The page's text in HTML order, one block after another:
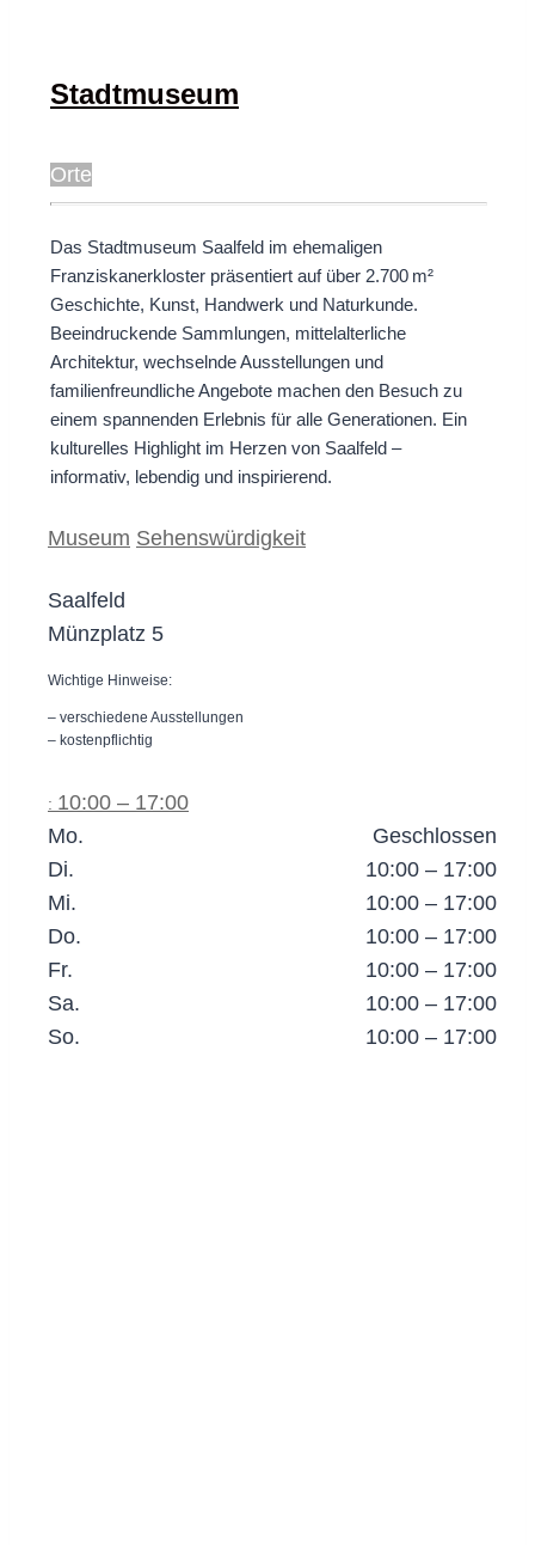
Stadtmuseum
Orte
Das Stadtmuseum Saalfeld im ehemaligen
Franziskanerkloster präsentiert auf über 2.700 m²
Geschichte, Kunst, Handwerk und Naturkunde.
Beeindruckende Sammlungen, mittelalterliche
Architektur, wechselnde Ausstellungen und
familienfreundliche Angebote machen den Besuch zu
einem spannenden Erlebnis für alle Generationen. Ein
kulturelles Highlight im Herzen von Saalfeld –
informativ, lebendig und inspirierend.
Museum Sehenswürdigkeit
Saalfeld
Münzplatz 5
Wichtige Hinweise:
– verschiedene Ausstellungen
– kostenpflichtig
: 10:00 – 17:00
Mo.
Geschlossen
Di.
10:00 – 17:00
Mi.
10:00 – 17:00
Do.
10:00 – 17:00
Fr.
10:00 – 17:00
Sa.
10:00 – 17:00
So.
10:00 – 17:00